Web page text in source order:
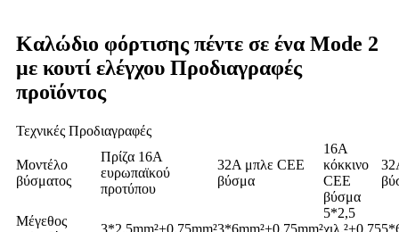
Καλώδιο φόρτισης πέντε σε ένα Mode 2
με κουτί ελέγχου Προδιαγραφές
προϊόντος
Τεχνικές Προδιαγραφές
Μοντέλο
βύσματος
Πρίζα 16A
ευρωπαϊκού
προτύπου
32A μπλε CEE
βύσμα
16A
κόκκινο
CEE
βύσμα
Μέγεθος
5*2,5